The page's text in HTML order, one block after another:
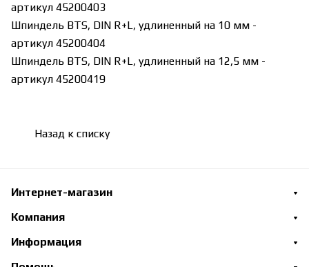
артикул 45200403
Шпиндель BTS, DIN R+L, удлиненный на 10 мм -
артикул 45200404
Шпиндель BTS, DIN R+L, удлиненный на 12,5 мм -
артикул 45200419
Назад к списку
Интернет-магазин
Компания
Информация